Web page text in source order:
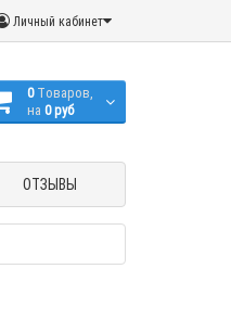
Личный кабинет
0 Tоваров,
на 0 руб
ОТЗЫВЫ